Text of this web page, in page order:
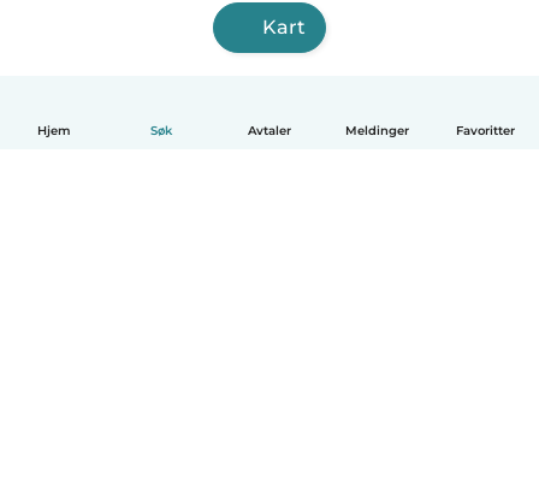
Hjem Søk Avtaler Meldinger Favoritter
Kart